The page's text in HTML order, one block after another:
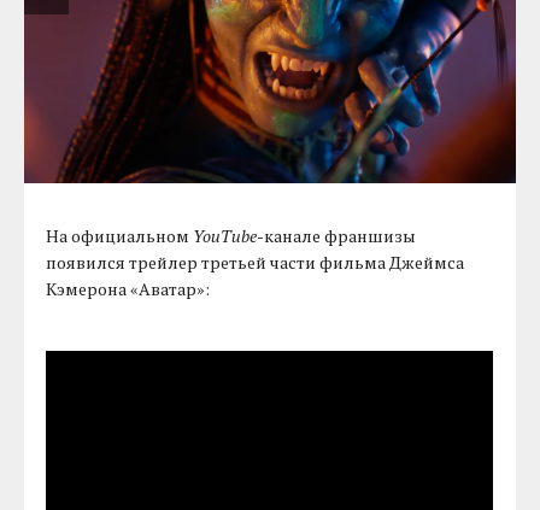
На официальном YouTube-канале франшизы
появился трейлер третьей части фильма Джеймса
Кэмерона «Аватар»: